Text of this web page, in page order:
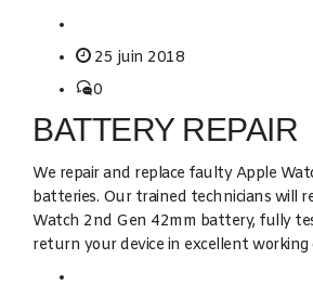
25 juin 2018
0
BATTERY REPAIR
We repair and replace faulty Apple
batteries. Our trained technicians will
Watch 2nd Gen 42mm battery, fully
return your device in excellent working